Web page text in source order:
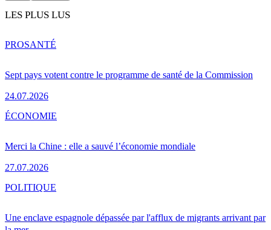
LES PLUS LUS
Sept pays votent contre le programme de santé de la Commission
24.07.2026
PROSANTÉ
Merci la Chine : elle a sauvé l’économie mondiale
27.07.2026
ÉCONOMIE
Une enclave espagnole dépassée par l'afflux de migrants arrivant par
POLITIQUE